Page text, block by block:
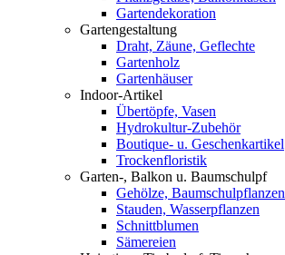
Gartendekoration
Gartengestaltung
Draht, Zäune, Geflechte
Gartenholz
Gartenhäuser
Indoor-Artikel
Übertöpfe, Vasen
Hydrokultur-Zubehör
Boutique- u. Geschenkartikel
Trockenfloristik
Garten-, Balkon u. Baumschulpf
Gehölze, Baumschulpflanzen
Stauden, Wasserpflanzen
Schnittblumen
Sämereien